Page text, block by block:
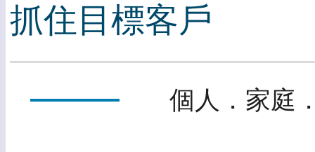
抓住目標客戶
個人．家庭